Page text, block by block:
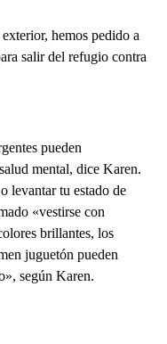
hemos pedido a
salir del refugio contra
pueden
mental, dice Karen.
levantar tu estado de
«vestirse con
brillantes, los
juguetón pueden
según Karen.